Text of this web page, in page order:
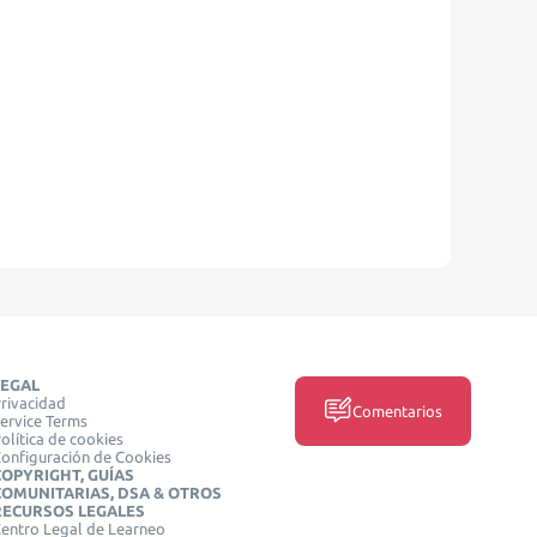
Terms
de cookies
de Cookies
GUÍAS
DSA & OTROS
LEGALES
Legal de Learneo
Comentarios